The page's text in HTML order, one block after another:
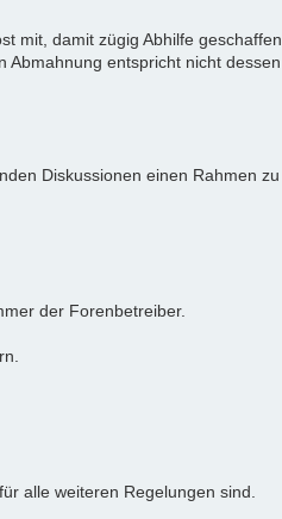
mit, damit zügig Abhilfe geschaffen
Abmahnung entspricht nicht dessen
Diskussionen einen Rahmen zu
der Forenbetreiber.
alle weiteren Regelungen sind.